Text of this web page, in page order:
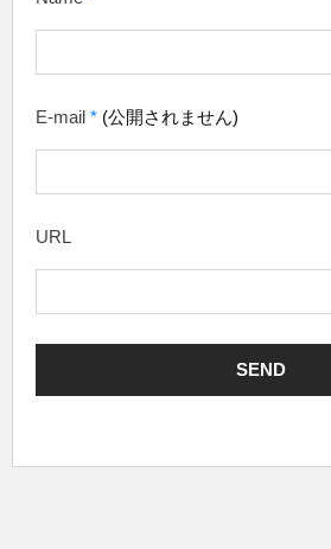
E-mail * (公開されません)
URL